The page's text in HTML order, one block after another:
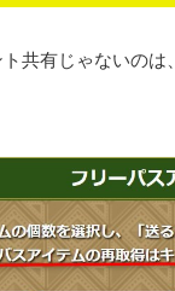
共有じゃないのは